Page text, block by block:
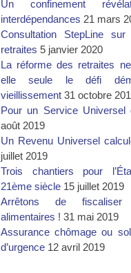
Un confinement
interdépendances 21 mars
Consultation StepLine
retraites 5 janvier 2020
La réforme des retraites
elle seule le défi
vieillissement 31 octobre
Pour un Service Universel
août 2019
Un Revenu Universel
juillet 2019
Trois chantiers pour
21ème siècle 15 juillet 2019
Arrêtons de
alimentaires ! 31 mai 2019
Assurance chômage ou
d’urgence 12 avril 2019